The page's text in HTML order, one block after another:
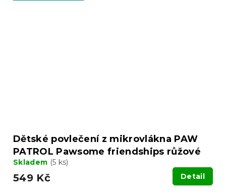
Dětské povlečení z mikrovlákna PAW
PATROL Pawsome friendships růžové
Skladem (5 ks)
549 Kč Detail